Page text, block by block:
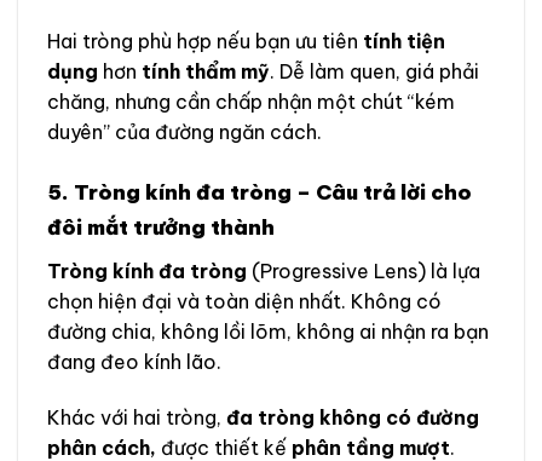
Hai tròng phù hợp nếu bạn ưu tiên tính tiện
dụng hơn tính thẩm mỹ. Dễ làm quen, giá phải
chăng, nhưng cần chấp nhận một chút “kém
duyên” của đường ngăn cách.
5. Tròng kính đa tròng – Câu trả lời cho
đôi mắt trưởng thành
Tròng kính đa tròng (Progressive Lens) là lựa
chọn hiện đại và toàn diện nhất. Không có
đường chia, không lồi lõm, không ai nhận ra bạn
đang đeo kính lão.
Khác với hai tròng, đa tròng không có đường
phân cách, được thiết kế phân tầng mượt.